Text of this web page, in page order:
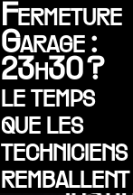
Fermeture
Garage :
23h30 ?
le temps
que les
techniciens
remballent